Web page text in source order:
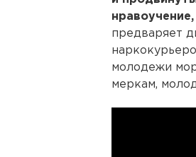
предваряет
молодежи
меркам,